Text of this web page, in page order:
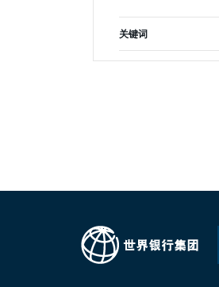
关键词